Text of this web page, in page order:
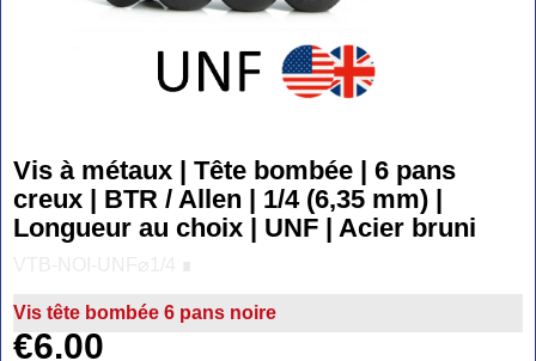
Vis à métaux | Tête bombée | 6 pans
creux | BTR / Allen | 1/4 (6,35 mm) |
Longueur au choix | UNF | Acier bruni
Vis tête bombée 6 pans noire
€6.00